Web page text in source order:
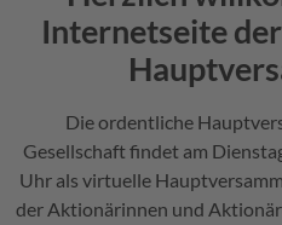
Internetseite der
Die ordentliche
Gesellschaft findet am
Uhr als virtuelle
der Aktionärinnen und